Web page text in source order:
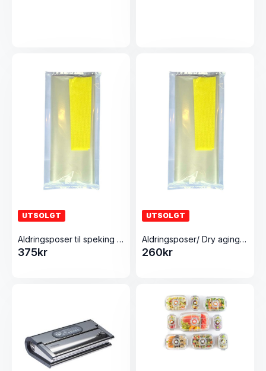
UTSOLGT
Aldringsposer til speking og røyking 10stk 300×500
375kr
UTSOLGT
Aldringsposer/ Dry aging 10stk 250×500
260kr